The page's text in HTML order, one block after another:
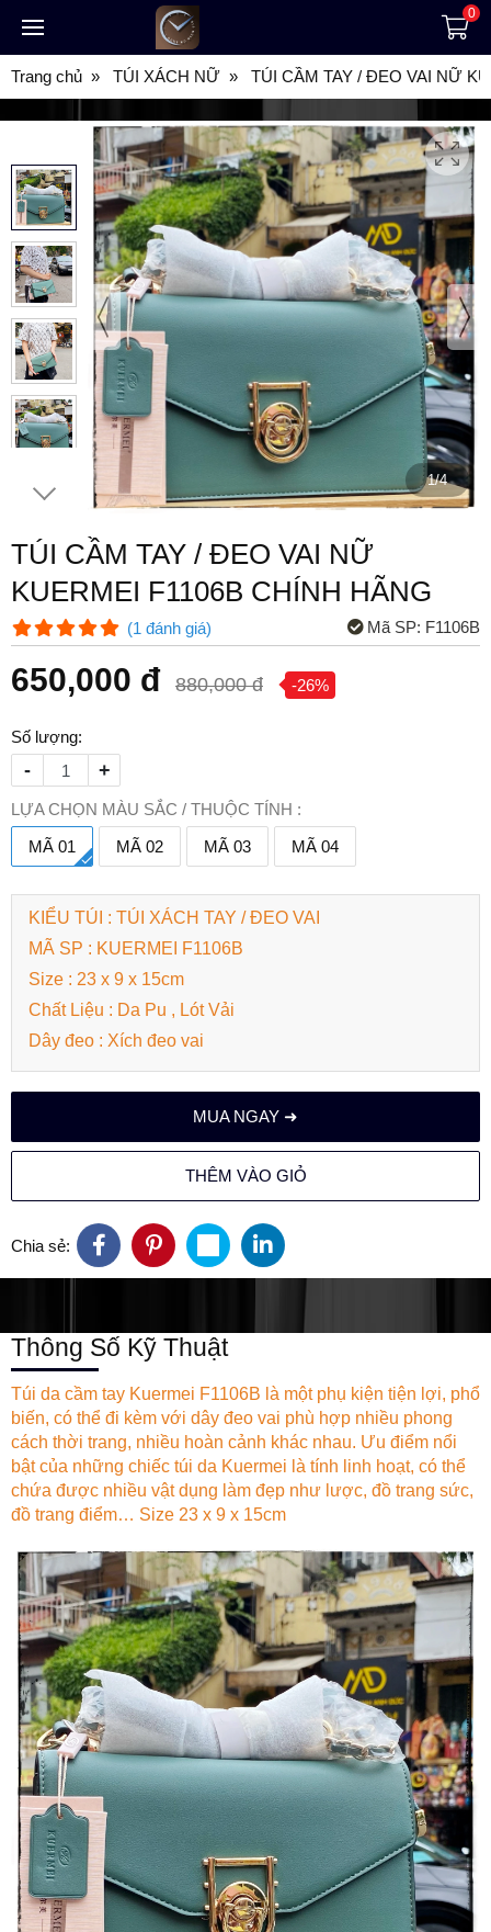
0
Trang chủ TÚI XÁCH NỮ TÚI CẦM TAY / ĐEO VAI NỮ
1/4
TÚI CẦM TAY / ĐEO VAI NỮ
KUERMEI F1106B CHÍNH HÃNG
(1 đánh giá) Mã SP: F1106B
650,000 đ 880,000 đ -26%
Số lượng:
- +
LỰA CHỌN MÀU SẮC / THUỘC TÍNH :
MÃ 01
MÃ 02 MÃ 03 MÃ 04
KIỂU TÚI : TÚI XÁCH TAY / ĐEO VAI
MÃ SP : KUERMEI F1106B
Size : 23 x 9 x 15cm
Chất Liệu : Da Pu , Lót Vải
Dây đeo : Xích đeo vai
MUA NGAY ➜
THÊM VÀO GIỎ
Chia sẻ:
Thông Số Kỹ Thuật
Túi da cầm tay Kuermei F1106B là một phụ kiện tiện lợi, phổ
biến, có thể đi kèm với dây đeo vai phù hợp nhiều phong
cách thời trang, nhiều hoàn cảnh khác nhau. Ưu điểm nổi
bật của những chiếc túi da Kuermei là tính linh hoạt, có thể
chứa được nhiều vật dụng làm đẹp như lược, đồ trang sức,
đồ trang điểm… Size 23 x 9 x 15cm